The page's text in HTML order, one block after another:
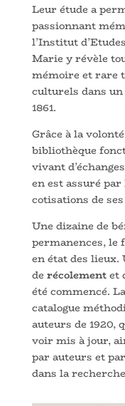
Leur étude a
passionnant
l’Institut
Marie y révèle
mémoire et rare
culturels dans
1861.
Grâce à la
bibliothèque
vivant
en est assuré
cotisations de
Une dizaine de
permanences, le
en état des
de récolementet
été commencé.
catalogue
auteurs de 1920,
voir mis à jour,
par auteurs et
dans la